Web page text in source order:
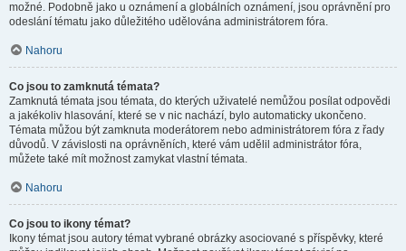
možné. Podobně jako u oznámení a globálních oznámení, jsou oprávnění pro
odeslání tématu jako důležitého udělována administrátorem fóra.
Nahoru
Co jsou to zamknutá témata?
Zamknutá témata jsou témata, do kterých uživatelé nemůžou posílat odpovědi
a jakékoliv hlasování, které se v nic nachází, bylo automaticky ukončeno.
Témata můžou být zamknuta moderátorem nebo administrátorem fóra z řady
důvodů. V závislosti na oprávněních, které vám udělil administrátor fóra,
můžete také mít možnost zamykat vlastní témata.
Nahoru
Co jsou to ikony témat?
Ikony témat jsou autory témat vybrané obrázky asociované s příspěvky, které